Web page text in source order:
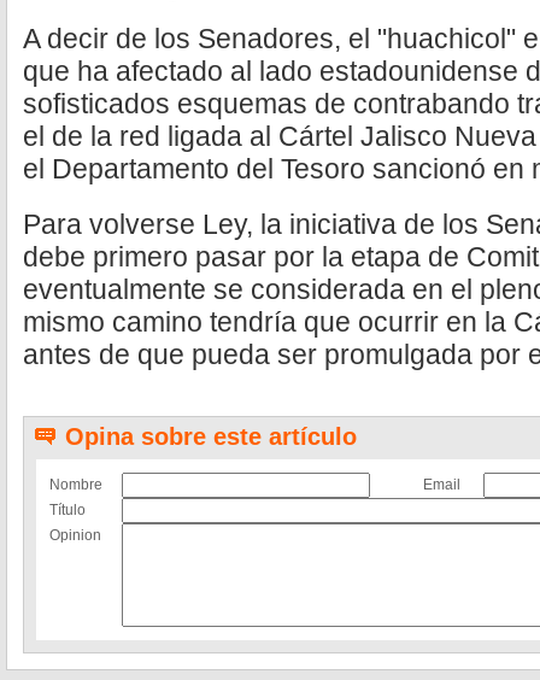
A decir de los Senadores, el "huachicol"
que ha afectado al lado estadounidense
sofisticados esquemas de contrabando
el de la red ligada al Cártel Jalisco
el Departamento del Tesoro sancionó en
Para volverse Ley, la iniciativa de los
debe primero pasar por la etapa de
eventualmente se considerada en el
mismo camino tendría que ocurrir en la
antes de que pueda ser promulgada por
Opina sobre este artículo
Nombre
Email
Título
Opinion